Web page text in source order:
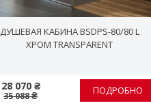
ДУШЕВАЯ КАБИНА BSDPS-80/80 L
ХРОМ TRANSPARENT
28 070 ₴
35 088 ₴ ПОДРОБНО